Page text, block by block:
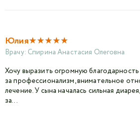
Юлия★★★★★
Врачу: Спирина Анастасия Олеговна
Хочу выразить огромную
за профессионализм, внимательное
лечение. У сына началась сильная
за...